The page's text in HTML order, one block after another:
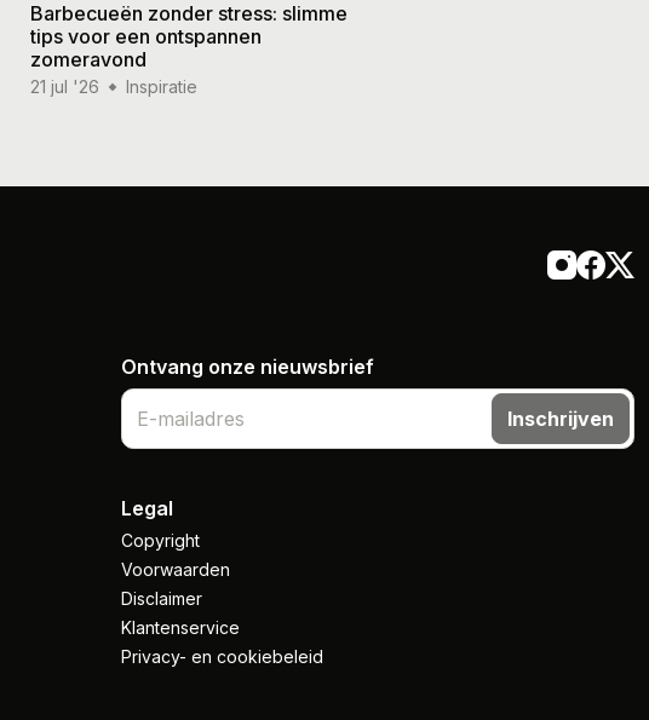
Barbecueën zonder stress: slimme
tips voor een ontspannen
zomeravond
21 jul '26 Inspiratie
Ontvang onze nieuwsbrief
Inschrijven
Legal
Copyright
Voorwaarden
Disclaimer
Klantenservice
Privacy- en cookiebeleid